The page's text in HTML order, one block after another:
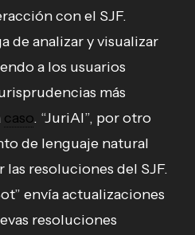
con el SJF.
de analizar y visualizar
a los usuarios
más
caso. “JuriAI”, por otro
de lenguaje natural
las resoluciones del SJF.
envía actualizaciones
resoluciones